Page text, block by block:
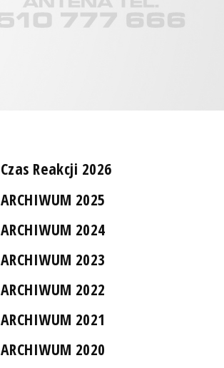
Czas Reakcji 2026
ARCHIWUM 2025
ARCHIWUM 2024
ARCHIWUM 2023
ARCHIWUM 2022
ARCHIWUM 2021
ARCHIWUM 2020